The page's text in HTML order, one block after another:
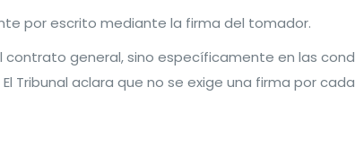
por escrito mediante la firma del tomador.
general, sino específicamente en las
aclara que no se exige una firma por